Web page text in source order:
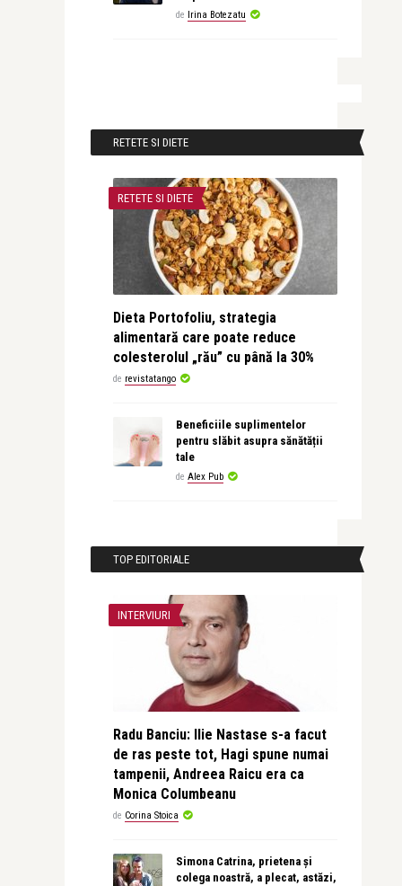
de Irina Botezatu
RETETE SI DIETE
RETETE SI DIETE
Dieta Portofoliu, strategia
alimentară care poate reduce
colesterolul „rău” cu până la 30%
de revistatango
Beneficiile suplimentelor
pentru slăbit asupra sănătății
tale
de Alex Pub
TOP EDITORIALE
INTERVIURI
Radu Banciu: Ilie Nastase s-a facut
de ras peste tot, Hagi spune numai
tampenii, Andreea Raicu era ca
Monica Columbeanu
de Corina Stoica
Simona Catrina, prietena și
colega noastră, a plecat, astăzi,